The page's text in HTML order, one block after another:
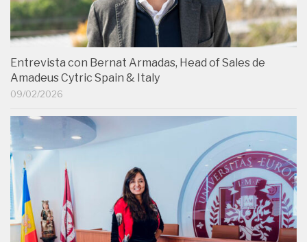
Entrevista con Bernat Armadas, Head of Sales de
Amadeus Cytric Spain & Italy
09/02/2026